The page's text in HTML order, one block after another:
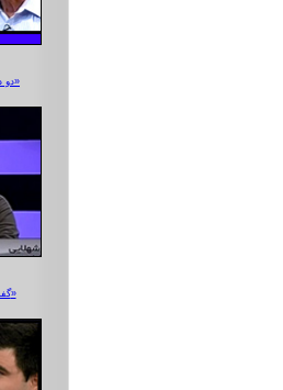
دو دیواره‌نورد فرانسوی و «ابراهیم نوتاش»
گفت‌وگو با «رضا شهلائی» فاتح «آناپورنا»